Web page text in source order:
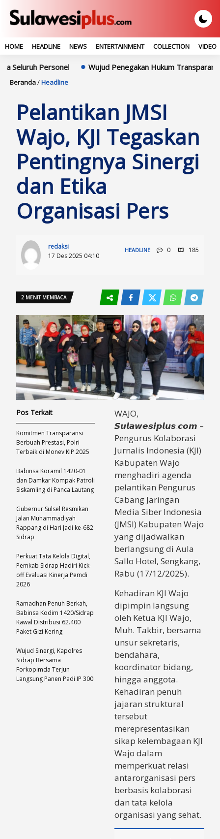
HOME HEADLINE NEWS ENTERTAINMENT COLLECTION VIDEO
Wujud Penegakan Hukum Transparan, Bupati
Beranda/Headline
Pelantikan JMSI
Wajo, KJI Tegaskan
Pentingnya Sinergi
dan Etika
Organisasi Pers
redaksi
17 Des 2025 04:10
HEADLINE 0 185
2 MENIT MEMBACA
WAJO,
𝙎𝙪𝙡𝙖𝙬𝙚𝙨𝙞𝙥𝙡𝙪𝙨.𝙘𝙤𝙢 –
Pengurus Kolaborasi
Jurnalis Indonesia (KJI)
Kabupaten Wajo
menghadiri agenda
pelantikan Pengurus
Cabang Jaringan
Media Siber Indonesia
(JMSI) Kabupaten Wajo
yang dijadwalkan
berlangsung di Aula
Sallo Hotel, Sengkang,
Rabu (17/12/2025).
Kehadiran KJI Wajo
dipimpin langsung
oleh Ketua KJI Wajo,
Muh. Takbir, bersama
unsur sekretaris,
bendahara,
koordinator bidang,
hingga anggota.
Kehadiran penuh
jajaran struktural
tersebut
merepresentasikan
sikap kelembagaan KJI
Wajo dalam
memperkuat relasi
antarorganisasi pers
berbasis kolaborasi
dan tata kelola
organisasi yang sehat.
Pos Terkait
Komitmen Transparansi
Berbuah Prestasi, Polri
Terbaik di Monev KIP 2025
Babinsa Koramil 1420-01
dan Damkar Kompak Patroli
Siskamling di Panca Lautang
Gubernur Sulsel Resmikan
Jalan Muhammadiyah
Rappang di Hari Jadi ke-682
Sidrap
Perkuat Tata Kelola Digital,
Pemkab Sidrap Hadiri Kick-
off Evaluasi Kinerja Pemdi
2026
Ramadhan Penuh Berkah,
Babinsa Kodim 1420/Sidrap
Kawal Distribusi 62.400
Paket Gizi Kering
Wujud Sinergi, Kapolres
Sidrap Bersama
Forkopimda Terjun
Langsung Panen Padi IP 300